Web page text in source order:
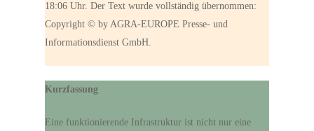
18:06 Uhr. Der Text wurde vollständig übernommen:
Copyright © by AGRA-EUROPE Presse- und
Informationsdienst GmbH.
Kurzfassung
Eine funktionierende Infrastruktur ist nicht nur eine